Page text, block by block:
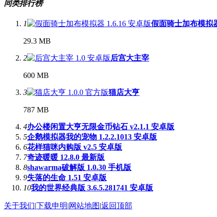
同类排行榜
1 假面骑士加布模拟
29.3 MB
2 后宫大主宰
600 MB
3 猫店大亨
787 MB
4办公楼闲置大亨无限金币钻石 v2.1.1 安卓版
5企鹅模拟器我的宠物 1.2.2.1013 安卓版
6花样猫咪内购版 v2.5 安卓版
7奇迹暖暖 12.8.0 最新版
8shawarma破解版 1.0.30 手机版
9失落的生命 1.51 安卓版
10我的世界经典版 3.6.5.281741 安卓版
关于我们|下载申明|网站地图|返回顶部